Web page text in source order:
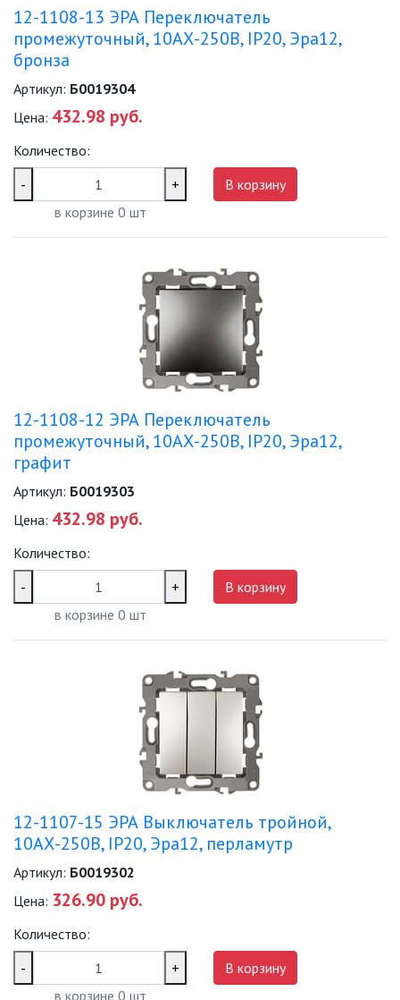
12-1108-13 ЭРА Переключатель
промежуточный, 10АХ-250В, IP20, Эра12,
бронза
Артикул: Б0019304
Цена: 432.98 руб.
Количество:
-
+
в корзине 0 шт
В корзину
12-1108-12 ЭРА Переключатель
промежуточный, 10АХ-250В, IP20, Эра12,
графит
Артикул: Б0019303
Цена: 432.98 руб.
Количество:
-
+
в корзине 0 шт
В корзину
12-1107-15 ЭРА Выключатель тройной,
10АХ-250В, IP20, Эра12, перламутр
Артикул: Б0019302
Цена: 326.90 руб.
Количество:
-
+
в корзине 0 шт
В корзину